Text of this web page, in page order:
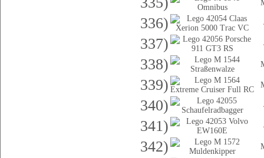
336)
337)
338)
339)
340)
341)
342)